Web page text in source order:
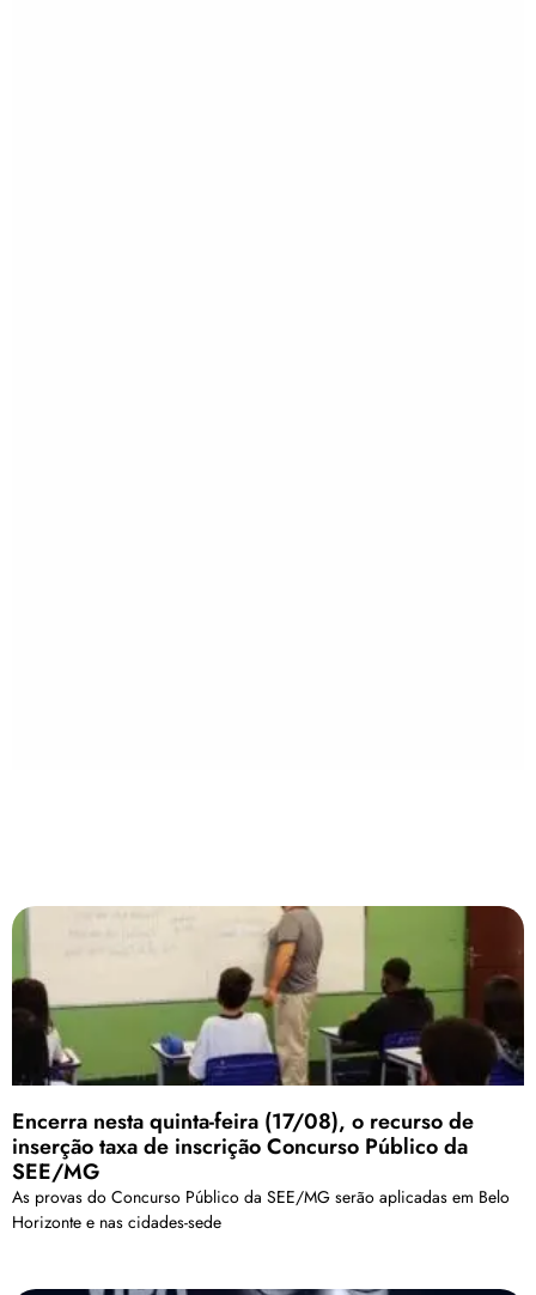
Encerra nesta quinta-feira (17/08), o recurso de
inserção taxa de inscrição Concurso Público da
SEE/MG
As provas do Concurso Público da SEE/MG serão aplicadas em Belo
Horizonte e nas cidades-sede